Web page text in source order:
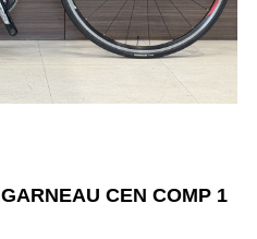
CEN COMP 1